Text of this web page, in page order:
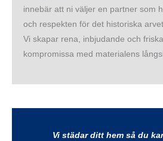
innebär att ni väljer en partner som
och respekten för det historiska
Vi skapar rena, inbjudande och
kompromissa med materialens
Vi städar ditt hem så du